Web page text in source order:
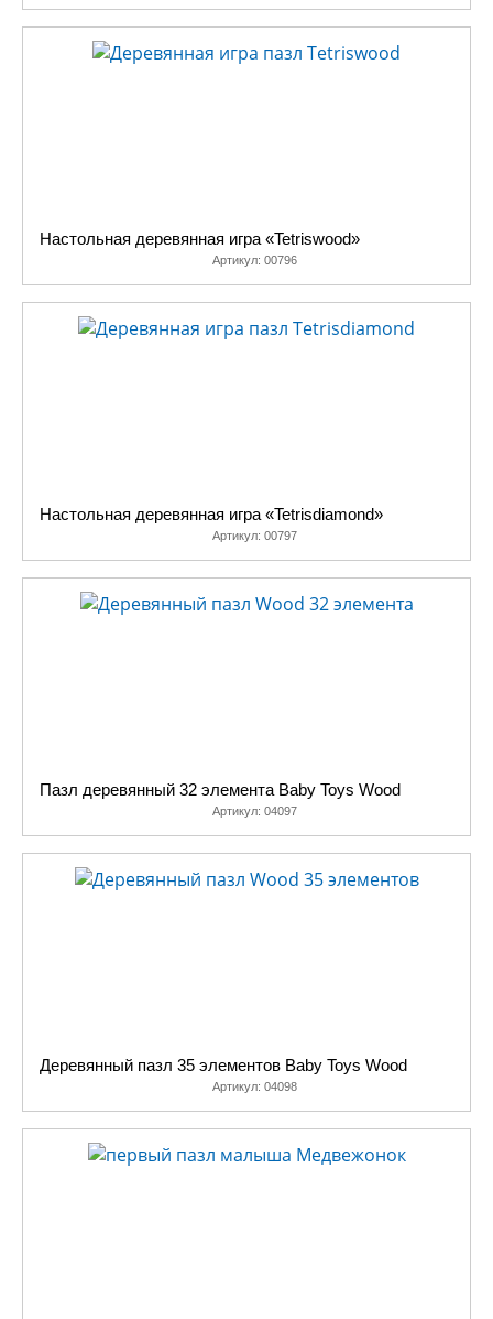
Настольная деревянная игра «Tetriswood»
Артикул: 00796
Настольная деревянная игра «Tetrisdiamond»
Артикул: 00797
Пазл деревянный 32 элемента Baby Toys Wood
Артикул: 04097
Деревянный пазл 35 элементов Baby Toys Wood
Артикул: 04098